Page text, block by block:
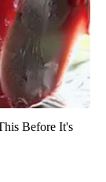
Before It's